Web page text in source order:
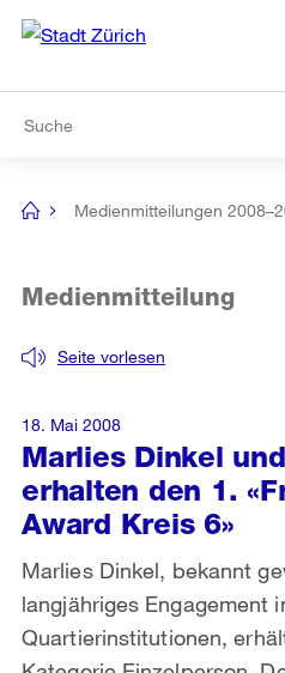
Navigation
[no
Medienmitteilungen
Marlies Dinkel
erhalten den 1.
Award Kreis 6»
Seite vorlesen
Medienmitteilung
Marlies Dinkel, bekannt
langjähriges Engagement
Quartierinstitutionen,
18. Mai 2008